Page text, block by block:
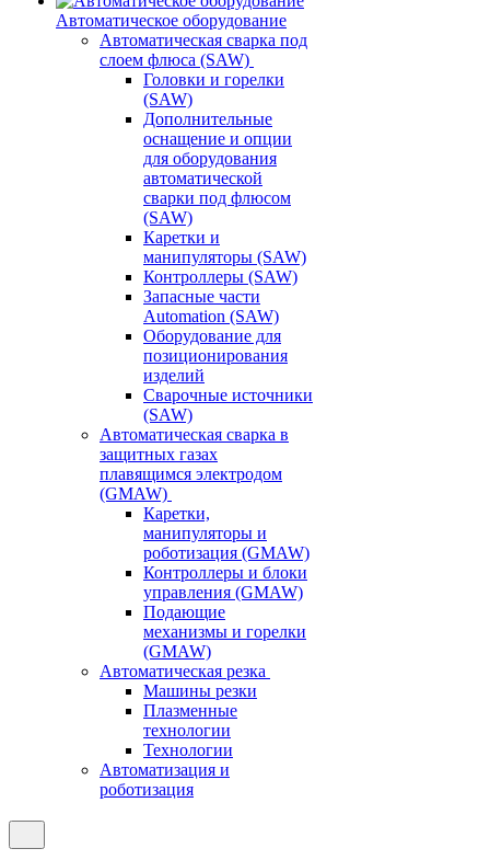
Автоматическое оборудование
Автоматическая сварка под
слоем флюса (SAW)
Головки и горелки
(SAW)
Дополнительные
оснащение и опции
для оборудования
автоматической
сварки под флюсом
(SAW)
Каретки и
манипуляторы (SAW)
Контроллеры (SAW)
Запасные части
Automation (SAW)
Оборудование для
позиционирования
изделий
Сварочные источники
(SAW)
Автоматическая сварка в
защитных газах
плавящимся электродом
(GMAW)
Каретки,
манипуляторы и
роботизация (GMAW)
Контроллеры и блоки
управления (GMAW)
Подающие
механизмы и горелки
(GMAW)
Автоматическая резка
Машины резки
Плазменные
технологии
Технологии
Автоматизация и
роботизация